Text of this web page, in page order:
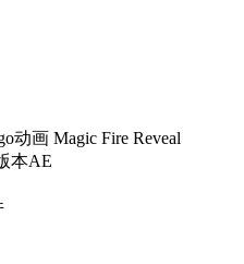
动画 Magic Fire Reveal
本AE